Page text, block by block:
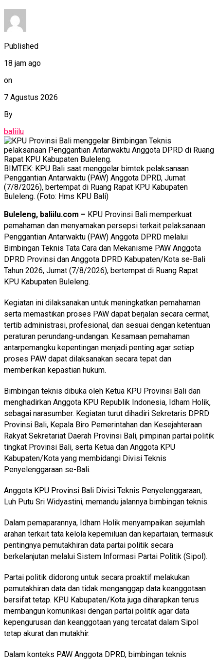
Published
18 jam ago
on
7 Agustus 2026
By
baliilu
BIMTEK: KPU Bali saat menggelar bimtek pelaksanaan
Penggantian Antarwaktu (PAW) Anggota DPRD, Jumat
(7/8/2026), bertempat di Ruang Rapat KPU Kabupaten
Buleleng. (Foto: Hms KPU Bali)
Buleleng, baliilu.com – KPU Provinsi Bali memperkuat
pemahaman dan menyamakan persepsi terkait pelaksanaan
Penggantian Antarwaktu (PAW) Anggota DPRD melalui
Bimbingan Teknis Tata Cara dan Mekanisme PAW Anggota
DPRD Provinsi dan Anggota DPRD Kabupaten/Kota se-Bali
Tahun 2026, Jumat (7/8/2026), bertempat di Ruang Rapat
KPU Kabupaten Buleleng.
Kegiatan ini dilaksanakan untuk meningkatkan pemahaman
serta memastikan proses PAW dapat berjalan secara cermat,
tertib administrasi, profesional, dan sesuai dengan ketentuan
peraturan perundang-undangan. Kesamaan pemahaman
antarpemangku kepentingan menjadi penting agar setiap
proses PAW dapat dilaksanakan secara tepat dan
memberikan kepastian hukum.
Bimbingan teknis dibuka oleh Ketua KPU Provinsi Bali dan
menghadirkan Anggota KPU Republik Indonesia, Idham Holik,
sebagai narasumber. Kegiatan turut dihadiri Sekretaris DPRD
Provinsi Bali, Kepala Biro Pemerintahan dan Kesejahteraan
Rakyat Sekretariat Daerah Provinsi Bali, pimpinan partai politik
tingkat Provinsi Bali, serta Ketua dan Anggota KPU
Kabupaten/Kota yang membidangi Divisi Teknis
Penyelenggaraan se-Bali.
Anggota KPU Provinsi Bali Divisi Teknis Penyelenggaraan,
Luh Putu Sri Widyastini, memandu jalannya bimbingan teknis.
Dalam pemaparannya, Idham Holik menyampaikan sejumlah
arahan terkait tata kelola kepemiluan dan kepartaian, termasuk
pentingnya pemutakhiran data partai politik secara
berkelanjutan melalui Sistem Informasi Partai Politik (Sipol).
Partai politik didorong untuk secara proaktif melakukan
pemutakhiran data dan tidak menganggap data keanggotaan
bersifat tetap. KPU Kabupaten/Kota juga diharapkan terus
membangun komunikasi dengan partai politik agar data
kepengurusan dan keanggotaan yang tercatat dalam Sipol
tetap akurat dan mutakhir.
Dalam konteks PAW Anggota DPRD, bimbingan teknis